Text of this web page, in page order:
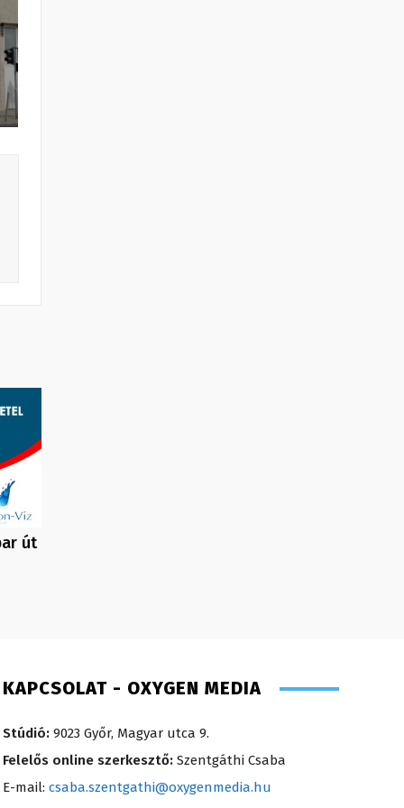
út
KAPCSOLAT - OXYGEN MEDIA
Stúdió: 9023 Győr, Magyar utca 9.
Felelős online szerkesztő: Szentgáthi Csaba
E-mail: csaba.szentgathi@oxygenmedia.hu